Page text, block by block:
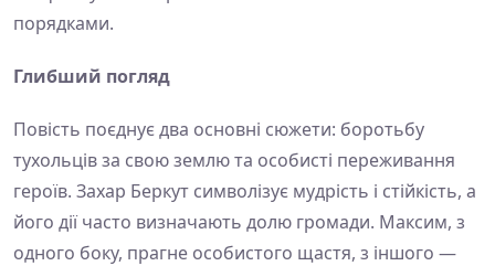
порядками.
Глибший погляд
Повість поєднує два основні сюжети: боротьбу
тухольців за свою землю та особисті переживання
героїв. Захар Беркут символізує мудрість і стійкість, а
його дії часто визначають долю громади. Максим, з
одного боку, прагне особистого щастя, з іншого —